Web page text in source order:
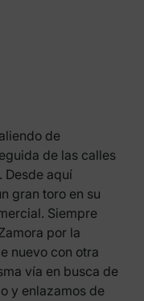
de
de las calles
Desde aquí
gran toro en su
Siempre
por la
nuevo con otra
vía en busca de
y enlazamos de